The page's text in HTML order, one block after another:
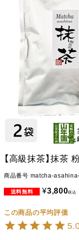
【高級抹茶】抹茶
商品番号 matcha-
¥3,800税込